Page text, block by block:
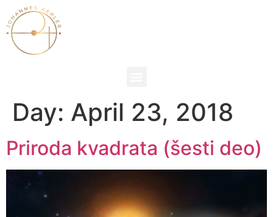
Day: April 23, 2018
Priroda kvadrata (šesti deo)